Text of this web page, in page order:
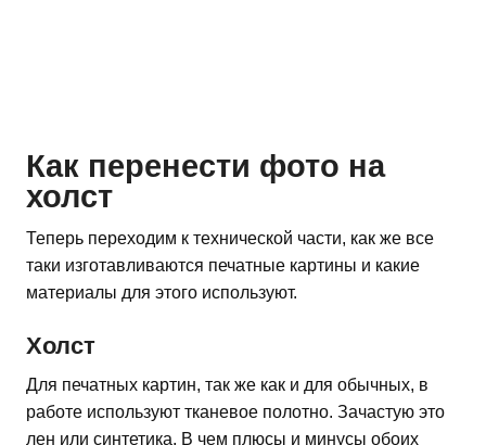
Как перенести фото на
холст
Теперь переходим к технической части, как же все
таки изготавливаются печатные картины и какие
материалы для этого используют.
Холст
Для печатных картин, так же как и для обычных, в
работе используют тканевое полотно. Зачастую это
лен или синтетика. В чем плюсы и минусы обоих